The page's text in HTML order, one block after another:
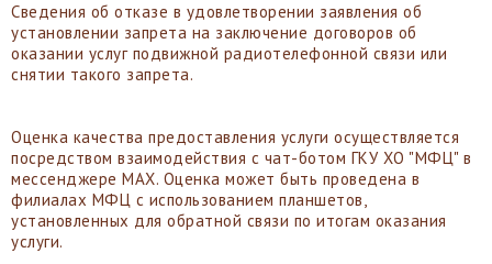
Сведения об отказе в удовлетворении заявления об
установлении запрета на заключение договоров об
оказании услуг подвижной радиотелефонной связи или
снятии такого запрета.
Оценка качества предоставления услуги осуществляется
посредством взаимодействия с чат-ботом ГКУ ХО "МФЦ" в
мессенджере MAX. Оценка может быть проведена в
филиалах МФЦ с использованием планшетов,
установленных для обратной связи по итогам оказания
услуги.